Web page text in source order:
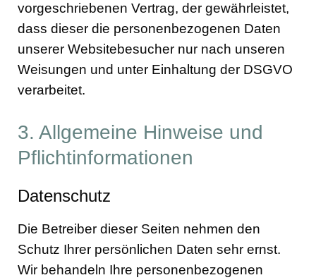
vorgeschriebenen Vertrag, der gewährleistet,
dass dieser die personenbezogenen Daten
unserer Websitebesucher nur nach unseren
Weisungen und unter Einhaltung der DSGVO
verarbeitet.
3. Allgemeine Hinweise und
Pflichtinformationen
Datenschutz
Die Betreiber dieser Seiten nehmen den
Schutz Ihrer persönlichen Daten sehr ernst.
Wir behandeln Ihre personenbezogenen